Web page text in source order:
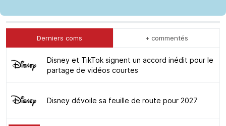
Derniers coms + commentés
Disney et TikTok signent un accord inédit pour le
partage de vidéos courtes
Disney dévoile sa feuille de route pour 2027